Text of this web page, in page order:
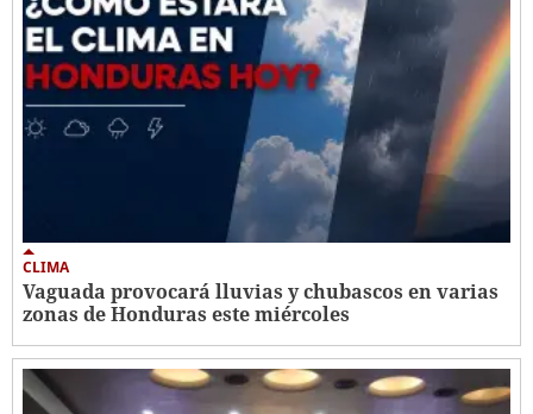
CLIMA
Vaguada provocará lluvias y chubascos en varias
zonas de Honduras este miércoles